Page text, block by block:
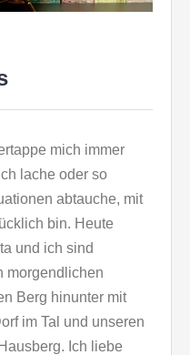
mich immer
lache oder so
abtauche, mit
bin. Heute
und ich sind
morgendlichen
Berg hinunter mit
im Tal und unseren
Ich liebe